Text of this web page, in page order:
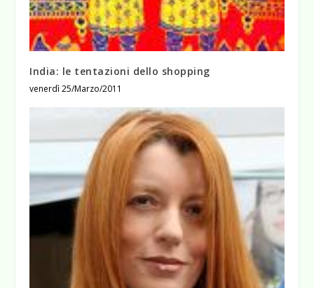
India: le tentazioni dello shopping
venerdì 25/Marzo/2011